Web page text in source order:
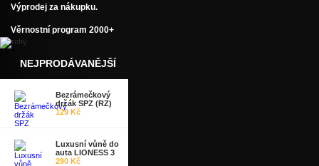
Výprodej za nákupku.
Věrnostní program 2000+
NEJPRODÁVANĚJŠÍ
Bezrámečkový
držák SPZ (RZ)
129 Kč
Luxusní vůně do
auta LIONESS 3
290 Kč